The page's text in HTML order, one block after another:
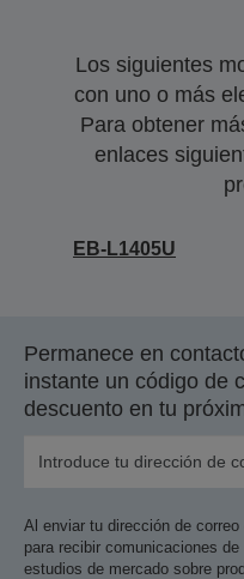
Los siguientes
con uno o más
Para obtener
enlaces
EB-L1405U
Permanece en
instante un código de
descuento en tu
Al enviar tu dirección de
para recibir comunicaciones
estudios de mercado sobre